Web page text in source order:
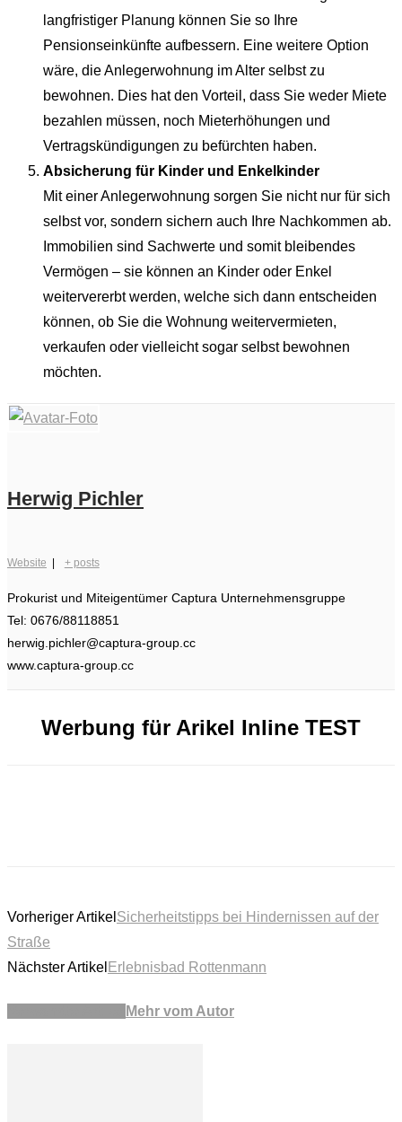
langfristiger Planung können Sie so Ihre
Pensionseinkünfte aufbessern. Eine weitere Option
wäre, die Anlegerwohnung im Alter selbst zu
bewohnen. Dies hat den Vorteil, dass Sie weder Miete
bezahlen müssen, noch Mieterhöhungen und
Vertragskündigungen zu befürchten haben.
Absicherung für Kinder und Enkelkinder
Mit einer Anlegerwohnung sorgen Sie nicht nur für sich
selbst vor, sondern sichern auch Ihre Nachkommen ab.
Immobilien sind Sachwerte und somit bleibendes
Vermögen – sie können an Kinder oder Enkel
weitervererbt werden, welche sich dann entscheiden
können, ob Sie die Wohnung weitervermieten,
verkaufen oder vielleicht sogar selbst bewohnen
möchten.
Herwig Pichler
Website + posts
Prokurist und Miteigentümer Captura Unternehmensgruppe
Tel: 0676/88118851
herwig.pichler@captura-group.cc
www.captura-group.cc
Werbung für Arikel Inline TEST
Vorheriger Artikel Sicherheitstipps bei Hindernissen auf der
Straße
Nächster Artikel Erlebnisbad Rottenmann
Mehr vom Autor